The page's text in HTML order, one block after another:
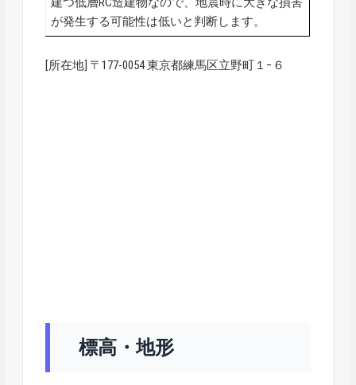
が発生する可能性は低いと判断します。
[所在地] 〒177-0054 東京都練馬区立野町１−６
標高・地形